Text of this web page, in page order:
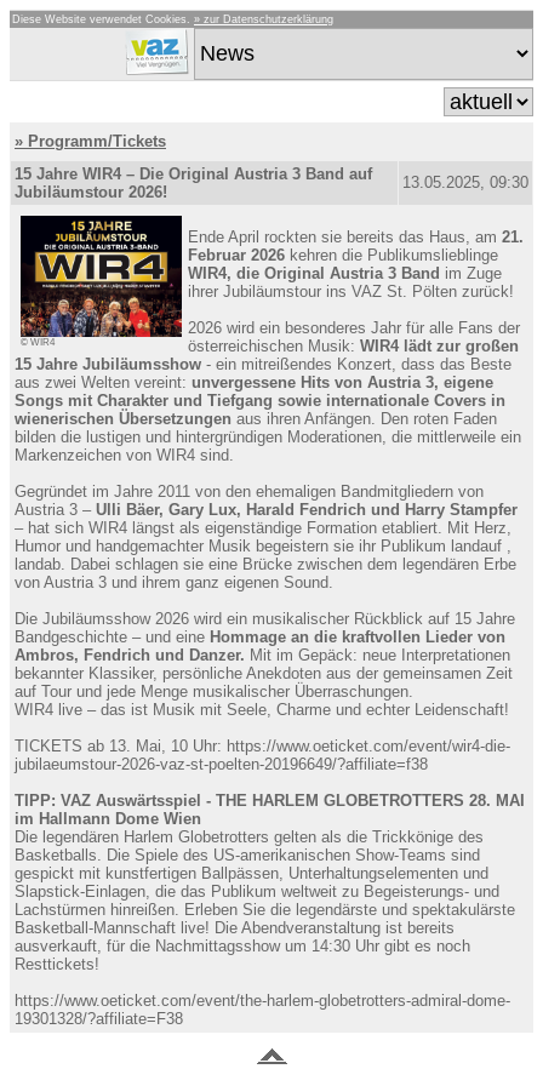
Diese Website verwendet Cookies. » zur Datenschutzerklärung
» Programm/Tickets
15 Jahre WIR4 – Die Original Austria 3 Band auf
Jubiläumstour 2026!
13.05.2025, 09:30
© WIR4
Ende April rockten sie bereits das Haus, am21.
Februar 2026 kehren die Publikumslieblinge
WIR4, die Original Austria 3 Band im Zuge
ihrer Jubiläumstour ins VAZ St. Pölten zurück!
2026 wird ein besonderes Jahr für alle Fans der
österreichischen Musik:WIR4 lädt zur großen
15 Jahre Jubiläumsshow - ein mitreißendes Konzert, dass das Beste
aus zwei Welten vereint: unvergessene Hits von Austria 3, eigene
Songs mit Charakter und Tiefgang sowie internationale Covers in
wienerischen Übersetzungen aus ihren Anfängen. Den roten Faden
bilden die lustigen und hintergründigen Moderationen, die mittlerweile ein
Markenzeichen von WIR4 sind.
Gegründet im Jahre 2011 von den ehemaligen Bandmitgliedern von
Austria 3 – Ulli Bäer, Gary Lux, Harald Fendrich und Harry Stampfer
– hat sich WIR4 längst als eigenständige Formation etabliert. Mit Herz,
Humor und handgemachter Musik begeistern sie ihr Publikum landauf ,
landab. Dabei schlagen sie eine Brücke zwischen dem legendären Erbe
von Austria 3 und ihrem ganz eigenen Sound.
Die Jubiläumsshow 2026 wird ein musikalischer Rückblick auf 15 Jahre
Bandgeschichte – und eine Hommage an die kraftvollen Lieder von
Ambros, Fendrich und Danzer. Mit im Gepäck: neue Interpretationen
bekannter Klassiker, persönliche Anekdoten aus der gemeinsamen Zeit
auf Tour und jede Menge musikalischer Überraschungen.
WIR4 live – das ist Musik mit Seele, Charme und echter Leidenschaft!
TICKETS ab 13. Mai, 10 Uhr: https://www.oeticket.com/event/wir4-die-
jubilaeumstour-2026-vaz-st-poelten-20196649/?affiliate=f38
TIPP: VAZ Auswärtsspiel - THE HARLEM GLOBETROTTERS 28. MAI
im Hallmann Dome Wien
Die legendären Harlem Globetrotters gelten als die Trickkönige des
Basketballs. Die Spiele des US-amerikanischen Show-Teams sind
gespickt mit kunstfertigen Ballpässen, Unterhaltungselementen und
Slapstick-Einlagen, die das Publikum weltweit zu Begeisterungs- und
Lachstürmen hinreißen. Erleben Sie die legendärste und spektakulärste
Basketball-Mannschaft live! Die Abendveranstaltung ist bereits
ausverkauft, für die Nachmittagsshow um 14:30 Uhr gibt es noch
Resttickets!
https://www.oeticket.com/event/the-harlem-globetrotters-admiral-dome-
19301328/?affiliate=F38